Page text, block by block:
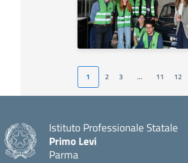
1 2 3 … 11 12
Istituto Professionale Statale
Primo Levi
Parma